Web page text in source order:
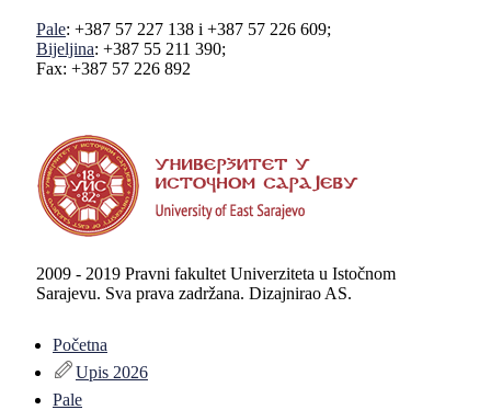
Pale: +387 57 227 138 i +387 57 226 609;
Bijeljina: +387 55 211 390;
Fax: +387 57 226 892
2009 - 2019 Pravni fakultet Univerziteta u Istočnom
Sarajevu. Sva prava zadržana. Dizajnirao AS.
Početna
Upis 2026
Pale